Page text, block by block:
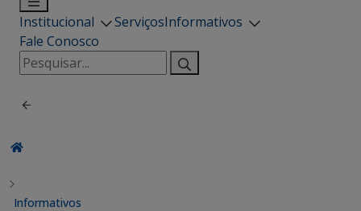
Institucional ServiçosInformativos
Fale Conosco
Pesquisar
por:
Informativos